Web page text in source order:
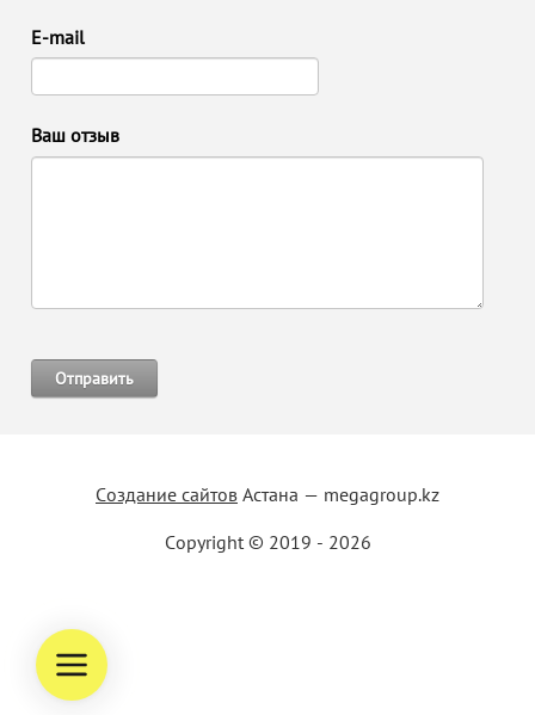
E-mail
Ваш отзыв
Создание сайтов Астана — megagroup.kz
Copyright © 2019 - 2026